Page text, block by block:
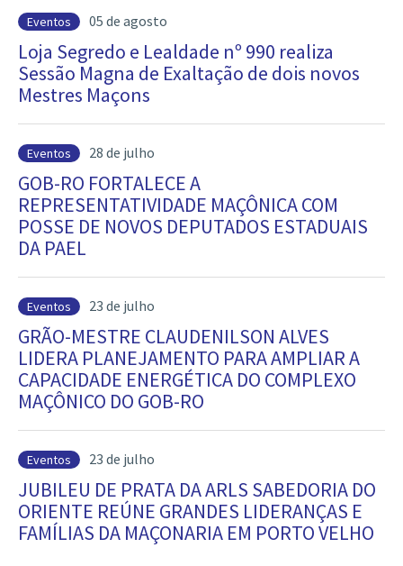
Eventos 05 de agosto
Loja Segredo e Lealdade nº 990 realiza
Sessão Magna de Exaltação de dois novos
Mestres Maçons
Eventos 28 de julho
GOB-RO FORTALECE A
REPRESENTATIVIDADE MAÇÔNICA COM
POSSE DE NOVOS DEPUTADOS ESTADUAIS
DA PAEL
Eventos 23 de julho
GRÃO-MESTRE CLAUDENILSON ALVES
LIDERA PLANEJAMENTO PARA AMPLIAR A
CAPACIDADE ENERGÉTICA DO COMPLEXO
MAÇÔNICO DO GOB-RO
Eventos 23 de julho
JUBILEU DE PRATA DA ARLS SABEDORIA DO
ORIENTE REÚNE GRANDES LIDERANÇAS E
FAMÍLIAS DA MAÇONARIA EM PORTO VELHO